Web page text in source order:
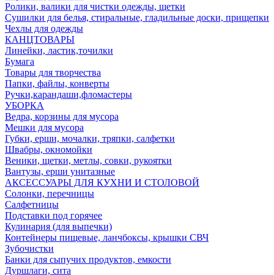
Ролики, валики для чистки одежды, щетки
Сушилки для белья, стиральные, гладильные доски, прищепки
Чехлы для одежды
КАНЦТОВАРЫ
Линейки, ластик,точилки
Бумага
Товары для творчества
Папки, файлы, конверты
Ручки,карандаши,фломастеры
УБОРКА
Ведра, корзины для мусора
Мешки для мусора
Губки, ерши, мочалки, тряпки, салфетки
Швабры, окномойки
Веники, щетки, метлы, совки, рукоятки
Вантузы, ерши унитазные
АКСЕССУАРЫ ДЛЯ КУХНИ И СТОЛОВОЙ
Солонки, перечницы
Салфетницы
Подставки под горячее
Кулинария (для выпечки)
Контейнеры пищевые, ланчбоксы, крышки СВЧ
Зубочистки
Банки для сыпучих продуктов, емкости
Дуршлаги, сита